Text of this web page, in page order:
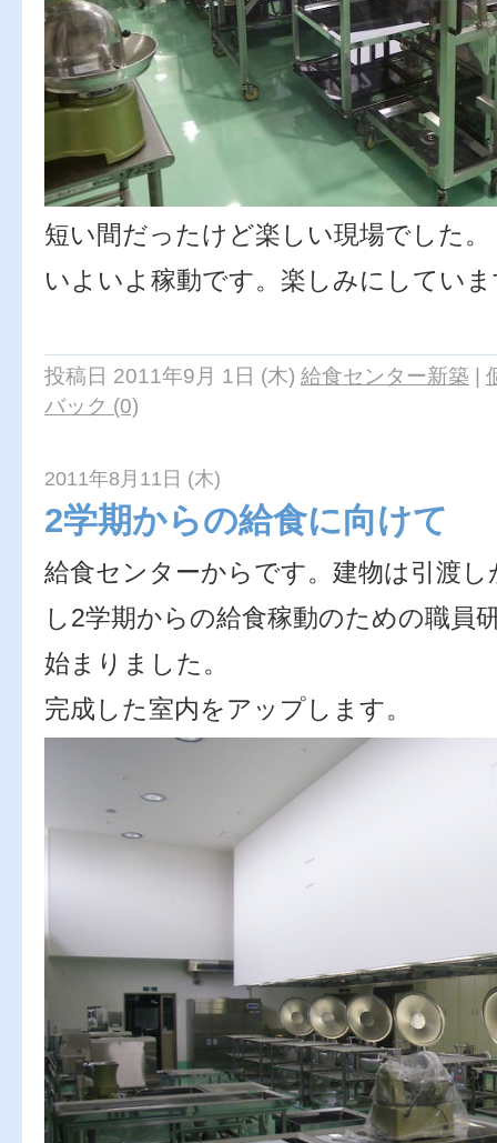
短い間だったけど楽しい現場でした。
いよいよ稼動です。楽しみにしてい
投稿日 2011年9月 1日 (木) 給食センター新築 |
バック (0)
2011年8月11日 (木)
2学期からの給食に向けて
給食センターからです。建物は引渡し
し2学期からの給食稼動のための職員
始まりました。
完成した室内をアップします。